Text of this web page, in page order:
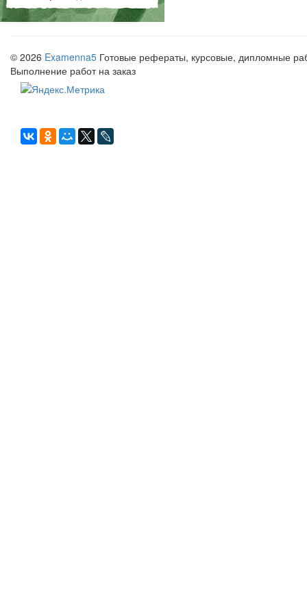
© 2026 Examenna5 Готовые рефераты, курсовые, дипломные
Выполнение работ на заказ